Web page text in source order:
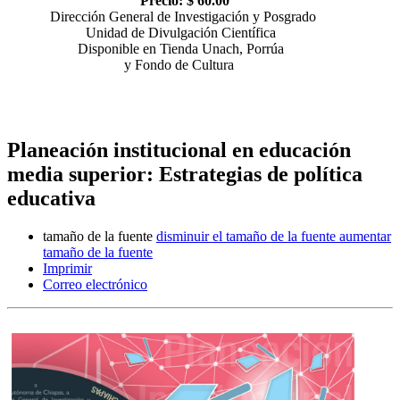
Dirección General de Investigación y Posgrado
Unidad de Divulgación Científica
Disponible en Tienda Unach, Porrúa
y Fondo de Cultura
Planeación institucional en educación
media superior: Estrategias de política
educativa
tamaño de la fuente disminuir el tamaño de la fuente aumentar
tamaño de la fuente
Imprimir
Correo electrónico